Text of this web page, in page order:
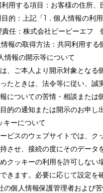
利用する項目：お客様の住所
目的：上記「1．個人情報の利
責任：株式会社ビービーエフ
情報の取得方法：共同利用す
情報の開示等について
、ご本人より開示対象となる
たときは、法令等に従い、誠
についての苦情・相談または
的の通知または開示のお申し
キーについて
ビスのウェブサイトでは、
させ、接続の度にそのデータ
クッキーの利用を許可しな
きます。必要に応じて設定を
の個人情報保護管理者および